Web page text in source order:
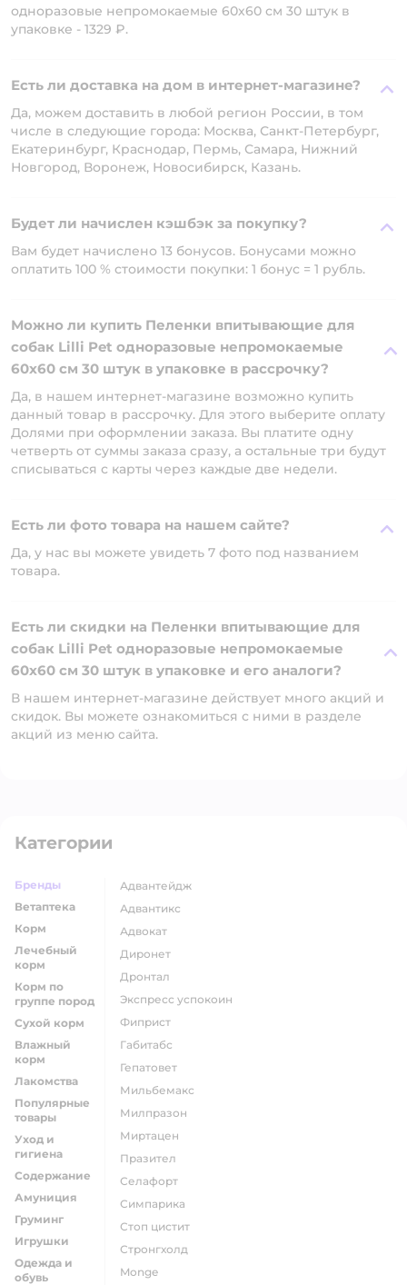
одноразовые непромокаемые 60х60 см 30 штук в
упаковке - 1329 ₽.
Есть ли доставка на дом в интернет-магазине?
Да, можем доставить в любой регион России, в том
числе в следующие города: Москва, Санкт-Петербург,
Екатеринбург, Краснодар, Пермь, Самара, Нижний
Новгород, Воронеж, Новосибирск, Казань.
Будет ли начислен кэшбэк за покупку?
Вам будет начислено 13 бонусов. Бонусами можно
оплатить 100 % стоимости покупки: 1 бонус = 1 рубль.
Можно ли купить Пеленки впитывающие для
собак Lilli Pet одноразовые непромокаемые
60х60 см 30 штук в упаковке в рассрочку?
Да, в нашем интернет-магазине возможно купить
данный товар в рассрочку. Для этого выберите оплату
Долями при оформлении заказа. Вы платите одну
четверть от суммы заказа сразу, а остальные три будут
списываться с карты через каждые две недели.
Есть ли фото товара на нашем сайте?
Да, у нас вы можете увидеть 7 фото под названием
товара.
Есть ли скидки на Пеленки впитывающие для
собак Lilli Pet одноразовые непромокаемые
60х60 см 30 штук в упаковке и его аналоги?
В нашем интернет-магазине действует много акций и
скидок. Вы можете ознакомиться с ними в разделе
акций из меню сайта.
Категории
Бренды
Ветаптека
Корм
Лечебный
корм
Корм по
группе пород
Сухой корм
Влажный
корм
Лакомства
Популярные
товары
Уход и
гигиена
Содержание
Амуниция
Груминг
Игрушки
Одежда и
обувь
адвантейдж
адвантикс
адвокат
диронет
дронтал
экспресс успокоин
фиприст
габитабс
гепатовет
мильбемакс
милпразон
миртацен
празител
селафорт
симпарика
стоп цистит
стронгхолд
monge